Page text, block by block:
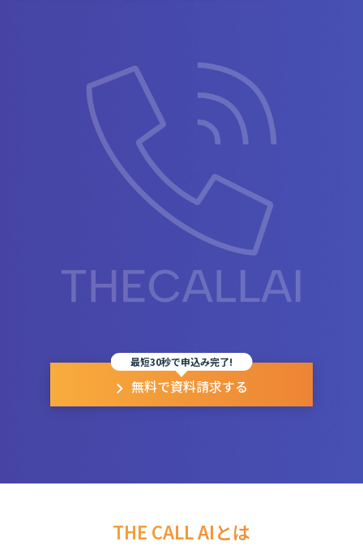
最短30秒で申込み完了!
無料で資料請求する
THE CALL AIとは